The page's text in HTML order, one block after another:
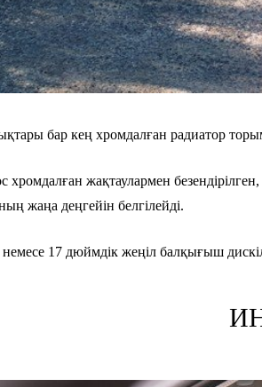
бар кең хромдалған радиатор
жақтаулармен
жаңа деңгейін белгілейді.
17 дюймдік жеңіл балқығыш